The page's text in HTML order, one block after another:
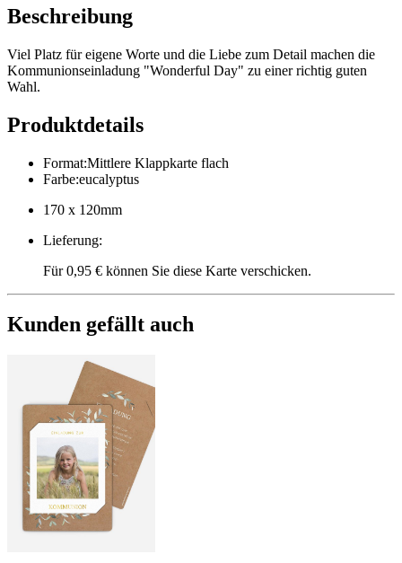
Beschreibung
Viel Platz für eigene Worte und die Liebe zum Detail machen die
Kommunionseinladung "Wonderful Day" zu einer richtig guten
Wahl.
Produktdetails
Format:Mittlere Klappkarte flach
Farbe:eucalyptus
170 x 120mm
Lieferung:
Für 0,95 € können Sie diese Karte verschicken.
Kunden gefällt auch